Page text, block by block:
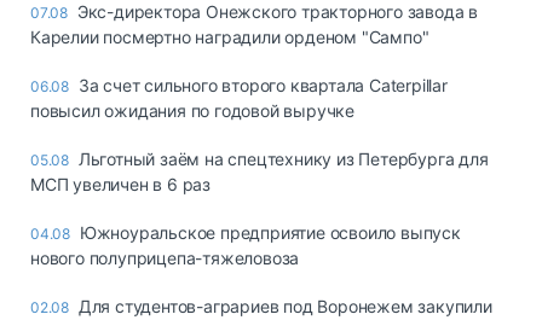
07.08 Экс-директора Онежского тракторного завода в
Карелии посмертно наградили орденом "Сампо"
06.08 За счет сильного второго квартала Caterpillar
повысил ожидания по годовой выручке
05.08 Льготный заём на спецтехнику из Петербурга для
МСП увеличен в 6 раз
04.08 Южноуральское предприятие освоило выпуск
нового полуприцепа-тяжеловоза
02.08 Для студентов-аграриев под Воронежем закупили